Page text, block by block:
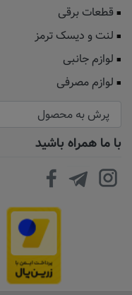
قطعات برقی
لنت و دیسک ترمز
لوازم جانبی
لوازم مصرفی
با ما همراه باشید